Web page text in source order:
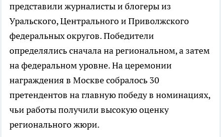
представили журналисты и блогеры из
Уральского, Центрального и Приволжского
федеральных округов. Победители
определялись сначала на региональном, а затем
на федеральном уровне. На церемонии
награждения в Москве собралось 30
претендентов на главную победу в номинациях,
чьи работы получили высокую оценку
регионального жюри.